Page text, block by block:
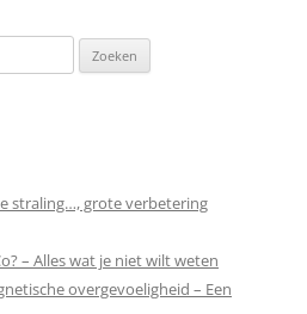
straling…, grote verbetering
– Alles wat je niet wilt weten
overgevoeligheid – Een